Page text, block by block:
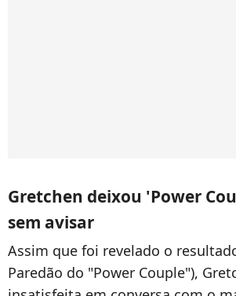
Gretchen deixou 'Power
sem avisar
Assim que foi revelado o
Paredão do "Power Couple"),